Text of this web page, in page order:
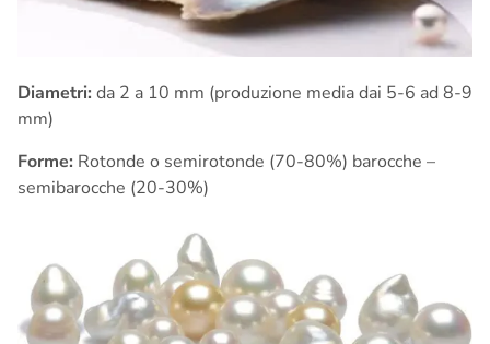
Diametri: da 2 a 10 mm (produzione media dai 5-6 ad 8-9
mm)
Forme: Rotonde o semirotonde (70-80%) barocche –
semibarocche (20-30%)